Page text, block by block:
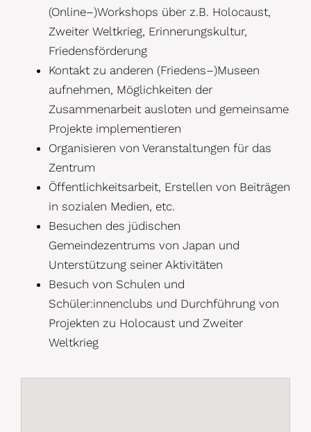
(Online–)Workshops über z.B. Holocaust,
Zweiter Weltkrieg, Erinnerungskultur,
Friedensförderung
Kontakt zu anderen (Friedens–)Museen
aufnehmen, Möglichkeiten der
Zusammenarbeit ausloten und gemeinsame
Projekte implementieren
Organisieren von Veranstaltungen für das
Zentrum
Öffentlichkeitsarbeit, Erstellen von Beiträgen
in sozialen Medien, etc.
Besuchen des jüdischen
Gemeindezentrums von Japan und
Unterstützung seiner Aktivitäten
Besuch von Schulen und
Schüler:innenclubs und Durchführung von
Projekten zu Holocaust und Zweiter
Weltkrieg